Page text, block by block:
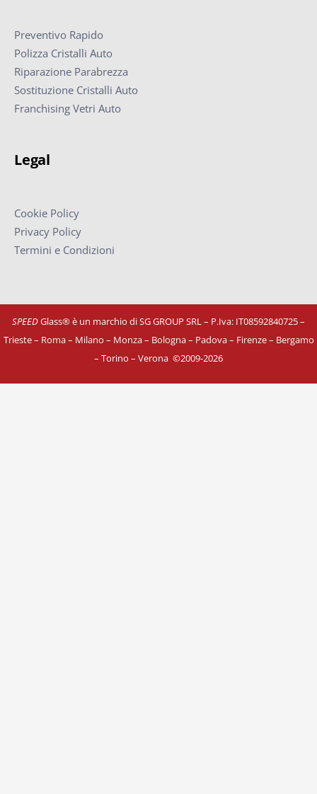
Preventivo Rapido
Polizza Cristalli Auto
Riparazione Parabrezza
Sostituzione Cristalli Auto
Franchising Vetri Auto
Legal
Cookie Policy
Privacy Policy
Termini e Condizioni
SPEEDGlass® è un marchio di SG GROUP SRL – P.Iva: IT08592840725–
Trieste – Roma – Milano – Monza – Bologna – Padova – Firenze – Bergamo
– Torino – Verona ©2009-2026